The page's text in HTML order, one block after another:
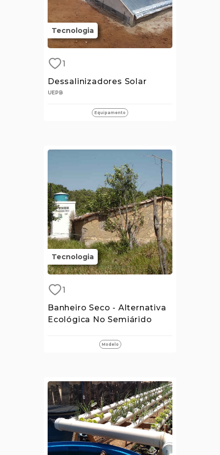
Tecnologia
1
Dessalinizadores Solar
UEPB
Equipamento
Tecnologia
1
Banheiro Seco - Alternativa
Ecológica No Semiárido
Modelo